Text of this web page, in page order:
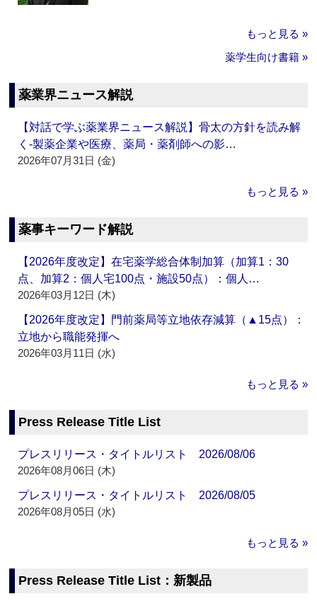
もっと見る »
薬学生向け書籍 »
薬業界ニュース解説
【対話で学ぶ薬業界ニュース解説】骨太の方針を読み解
く‐製薬企業や医療、薬局・薬剤師への影…
2026年07月31日 (金)
もっと見る »
薬事キーワード解説
【2026年度改定】在宅薬学総合体制加算（加算1：30
点、加算2：個人宅100点・施設50点）：個人…
2026年03月12日 (木)
【2026年度改定】門前薬局等立地依存減算（▲15点）：
立地から職能発揮へ
2026年03月11日 (水)
もっと見る »
Press Release Title List
プレスリリース・タイトルリスト 2026/08/06
2026年08月06日 (木)
プレスリリース・タイトルリスト 2026/08/05
2026年08月05日 (水)
もっと見る »
Press Release Title List：新製品